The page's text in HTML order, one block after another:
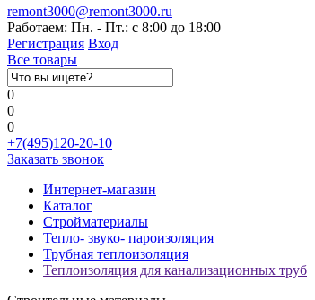
remont3000@remont3000.ru
Работаем: Пн. - Пт.: с 8:00 до 18:00
Регистрация Вход
Все товары
0
0
0
+7(495)120-20-10
Заказать звонок
Интернет-магазин
Каталог
Стройматериалы
Тепло- звуко- пароизоляция
Трубная теплоизоляция
Теплоизоляция для канализационных труб